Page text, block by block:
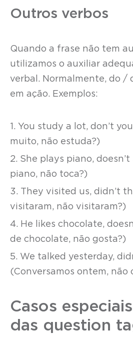
Outros verbos
Quando a frase não tem
utilizamos o auxiliar
verbal. Normalmente, do /
em ação. Exemplos:
1. You study a lot, don’t
muito, não estuda?)
2. She plays piano,
piano, não toca?)
3. They visited us, didn’t
visitaram, não visitaram?)
4. He likes chocolate,
de chocolate, não gosta?)
5. We talked yesterday,
(Conversamos ontem, não
Casos
das question